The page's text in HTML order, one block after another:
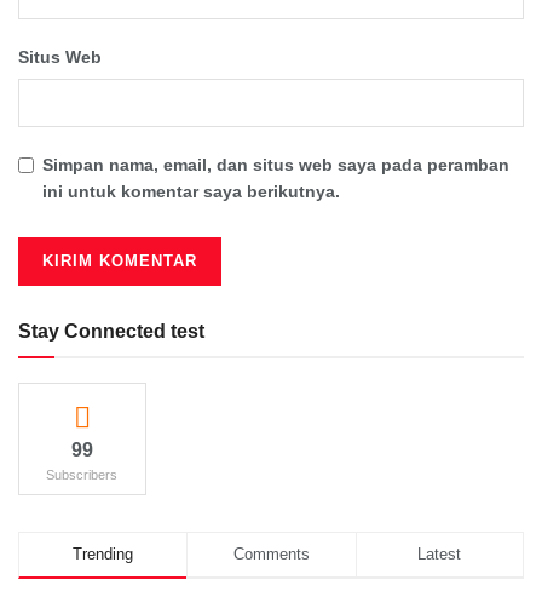
Situs Web
Simpan nama, email, dan situs web saya pada peramban
ini untuk komentar saya berikutnya.
Stay Connected test
99
Subscribers
Trending Comments Latest